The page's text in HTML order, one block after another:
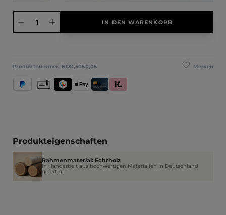
IN DEN WARENKORB
Merken
Produktnummer: BOX,5050,05
TWINT
PayPal Apple PayKredit- und Debitkarte
Klarna (Rechnung / Ratenkauf / Sofort)
Vorkasse
Produkteigenschaften
Rahmenmaterial: Echtholz
In Handarbeit aus hochwertigen Materialien in Deutschland
gefertigt